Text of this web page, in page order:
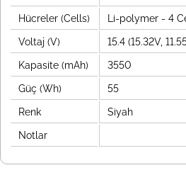
Hücreler (Cells) Li-polymer - 4
Voltaj (V) 15.4 (15.32V,
Kapasite (mAh) 3550
Güç (Wh) 55
Renk Siyah
Notlar